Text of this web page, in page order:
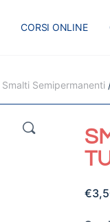
CORSI ONLINE
Smalti Semipermanenti
🔍
€